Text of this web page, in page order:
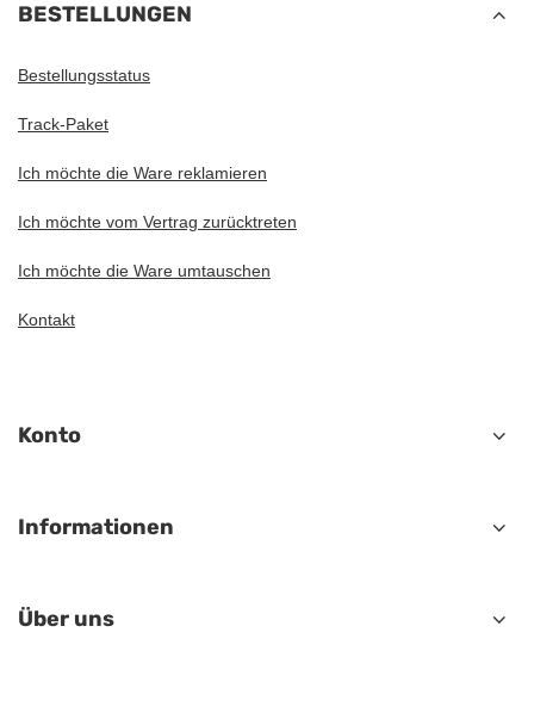
BESTELLUNGEN
Bestellungsstatus
Track-Paket
Ich möchte die Ware reklamieren
Ich möchte vom Vertrag zurücktreten
Ich möchte die Ware umtauschen
Kontakt
Konto
Informationen
Über uns